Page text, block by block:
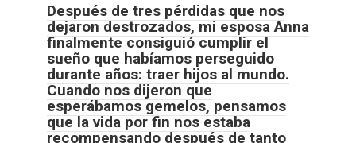
Después de tres pérdidas que nos
dejaron destrozados, mi esposa Anna
finalmente consiguió cumplir el
sueño que habíamos perseguido
durante años: traer hijos al mundo.
Cuando nos dijeron que
esperábamos gemelos, pensamos
que la vida por fin nos estaba
recompensando después de tanto